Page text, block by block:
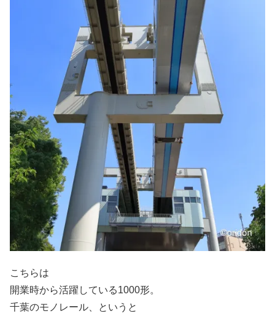
こちらは
開業時から活躍している1000形。
千葉のモノレール、というと